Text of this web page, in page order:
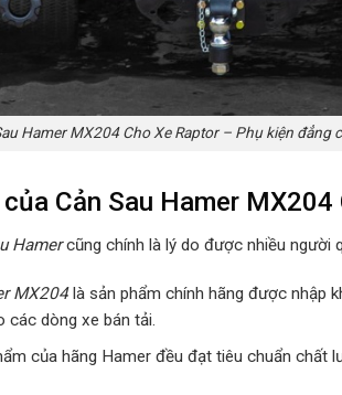
Hamer MX204 Cho Xe Raptor – Phụ kiện đẳng
Cản Sau Hamer MX204
Hamercũng chính là lý do được nhiều người
MX204là sản phẩm chính hãng được nhập
các dòng xe bán tải.
của hãng Hamer đều đạt tiêu chuẩn chất